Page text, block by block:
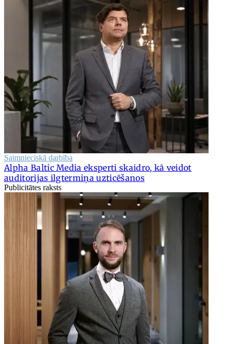
Saimnieciskā darbība
Alpha Baltic Media eksperti skaidro, kā veidot
auditorijas ilgtermiņa uzticēšanos
Publicitātes raksts